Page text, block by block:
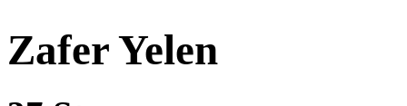
Zafer Yelen